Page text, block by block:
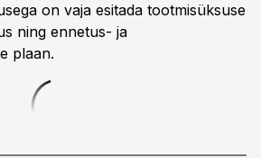
on vaja esitada tootmisüksuse
ning ennetus- ja
plaan.